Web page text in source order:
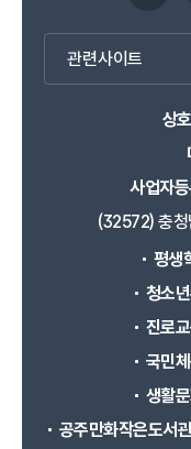
관련사이트
상
사업자
(32572) 충
평생
청소
진로
국민
생활
공주만화작은도서